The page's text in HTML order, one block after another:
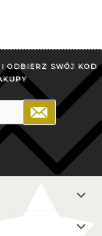
ODBIERZ SWÓJ KOD